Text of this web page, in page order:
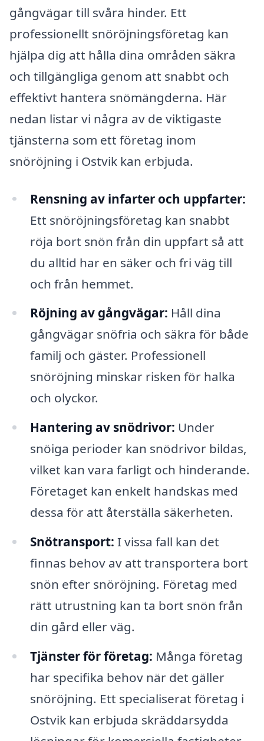
gångvägar till svåra hinder. Ett
professionellt snöröjningsföretag kan
hjälpa dig att hålla dina områden säkra
och tillgängliga genom att snabbt och
effektivt hantera snömängderna. Här
nedan listar vi några av de viktigaste
tjänsterna som ett företag inom
snöröjning i Ostvik kan erbjuda.
Rensning av infarter och uppfarter:
Ett snöröjningsföretag kan snabbt
röja bort snön från din uppfart så att
du alltid har en säker och fri väg till
och från hemmet.
Röjning av gångvägar: Håll dina
gångvägar snöfria och säkra för både
familj och gäster. Professionell
snöröjning minskar risken för halka
och olyckor.
Hantering av snödrivor: Under
snöiga perioder kan snödrivor bildas,
vilket kan vara farligt och hinderande.
Företaget kan enkelt handskas med
dessa för att återställa säkerheten.
Snötransport: I vissa fall kan det
finnas behov av att transportera bort
snön efter snöröjning. Företag med
rätt utrustning kan ta bort snön från
din gård eller väg.
Tjänster för företag: Många företag
har specifika behov när det gäller
snöröjning. Ett specialiserat företag i
Ostvik kan erbjuda skräddarsydda